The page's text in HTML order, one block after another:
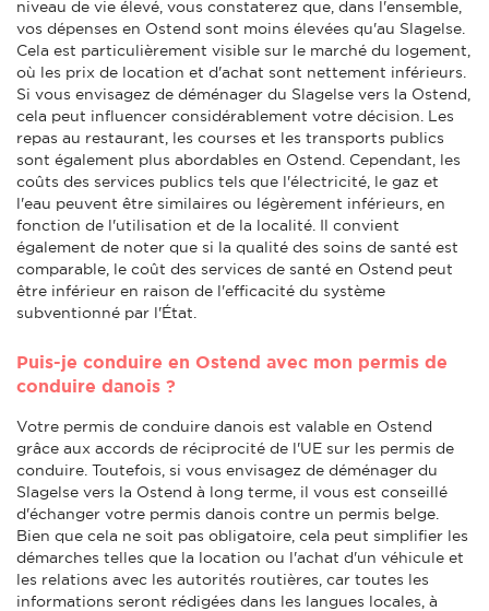
niveau de vie élevé, vous constaterez que, dans l'ensemble,
vos dépenses en Ostend sont moins élevées qu'au Slagelse.
Cela est particulièrement visible sur le marché du logement,
où les prix de location et d'achat sont nettement inférieurs.
Si vous envisagez de déménager du Slagelse vers la Ostend,
cela peut influencer considérablement votre décision. Les
repas au restaurant, les courses et les transports publics
sont également plus abordables en Ostend. Cependant, les
coûts des services publics tels que l'électricité, le gaz et
l'eau peuvent être similaires ou légèrement inférieurs, en
fonction de l'utilisation et de la localité. Il convient
également de noter que si la qualité des soins de santé est
comparable, le coût des services de santé en Ostend peut
être inférieur en raison de l'efficacité du système
subventionné par l'État.
Puis-je conduire en Ostend avec mon permis de
conduire danois ?
Votre permis de conduire danois est valable en Ostend
grâce aux accords de réciprocité de l'UE sur les permis de
conduire. Toutefois, si vous envisagez de déménager du
Slagelse vers la Ostend à long terme, il vous est conseillé
d'échanger votre permis danois contre un permis belge.
Bien que cela ne soit pas obligatoire, cela peut simplifier les
démarches telles que la location ou l'achat d'un véhicule et
les relations avec les autorités routières, car toutes les
informations seront rédigées dans les langues locales, à